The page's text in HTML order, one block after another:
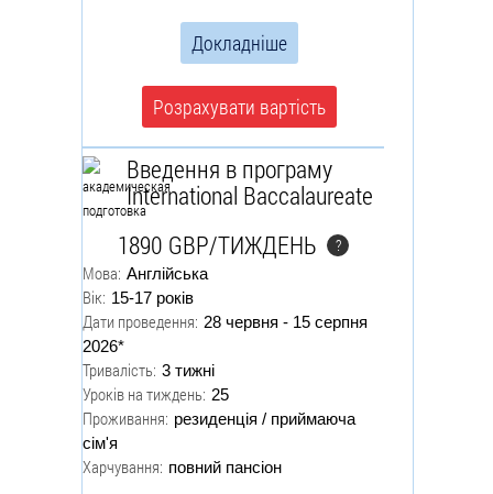
Докладніше
Розрахувати вартість
Введення в програму
International Baccalaureate
1890 GBP/ТИЖДЕНЬ
?
Мова: Англійська
Вік: 15-17 років
Дати проведення: 28 червня - 15 серпня
2026*
Тривалість: 3 тижні
Уроків на тиждень: 25
Проживання: резиденція / приймаюча
сім'я
Харчування: повний пансіон